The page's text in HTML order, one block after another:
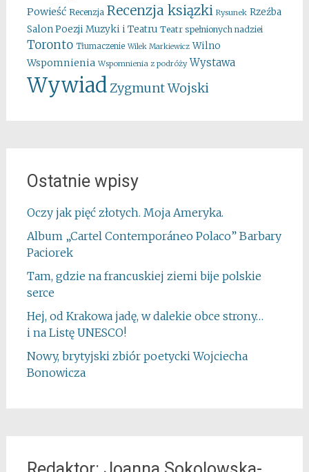
Powieść Recenzja Recenzja ksiązki Rysunek Rzeźba
Salon Poezji Muzyki i Teatru Teatr spełnionych nadziei
Toronto Tłumaczenie Wilek Markiewicz Wilno
Wspomnienia Wspomnienia z podróży Wystawa
WywiadZygmunt Wojski
Ostatnie wpisy
Oczy jak pięć złotych. Moja Ameryka.
Album „Cartel Contemporáneo Polaco” Barbary
Paciorek
Tam, gdzie na francuskiej ziemi bije polskie
serce
Hej, od Krakowa jadę, w dalekie obce strony…
i na Listę UNESCO!
Nowy, brytyjski zbiór poetycki Wojciecha
Bonowicza